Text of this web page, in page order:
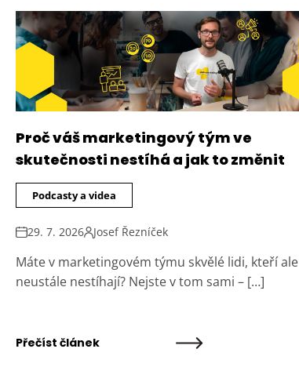
Proč váš marketingový tým ve
skutečnosti nestíhá a jak to změnit
Podcasty a videa
29. 7. 2026 Josef Řezníček
Máte v marketingovém týmu skvělé lidi, kteří ale
neustále nestíhají? Nejste v tom sami – […]
Přečíst článek